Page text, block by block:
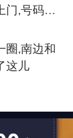
门,号码我
圈,南边和
这儿